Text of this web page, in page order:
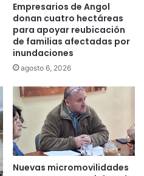
Empresarios de Angol
donan cuatro hectáreas
para apoyar reubicación
de familias afectadas por
inundaciones
agosto 6, 2026
Nuevas micromovilidades